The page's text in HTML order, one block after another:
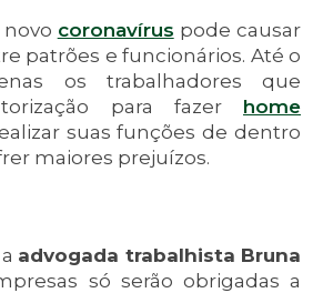
coronavírus pode causar
patrões e funcionários. Até o
os trabalhadores que
para fazer home
suas funções de dentro
maiores prejuízos.
advogada trabalhista Bruna
só serão obrigadas a